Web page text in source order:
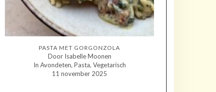
PASTA MET GORGONZOLA
Door Isabelle Moonen
In Avondeten, Pasta, Vegetarisch
11 november 2025